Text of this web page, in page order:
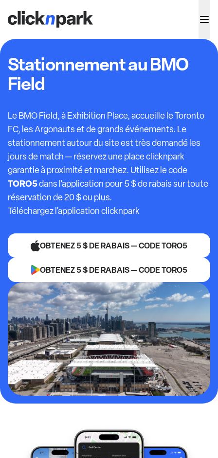
Stationnement au BMO
Field
Le BMO Field, à Exhibition Place, accueille le Toronto
FC, les Argonauts et de grands événements. Le
stationnement autour du site est très demandé les
jours de match — réservez une place clicknpark
garantie à proximité et marchez. Utilisez le code
TORO5dans l'application pour 5 $ de rabais sur toute
réservation de 20 $ ou plus.
Téléchargez l'application clicknpark
OBTENEZ 5 $ DE RABAIS — CODE TORO5
OBTENEZ 5 $ DE RABAIS — CODE TORO5